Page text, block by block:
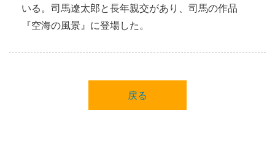
いる。司馬遼太郎と長年親交があり、司馬の作品
『空海の風景』に登場した。
戻る